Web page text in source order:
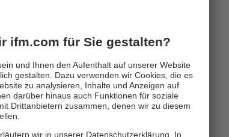
widersteht der
Bauform ist er auch in beengten
Kommunikation verhindert Störgrößen in der
kürzen oder auszutauschen, reduziert der LR